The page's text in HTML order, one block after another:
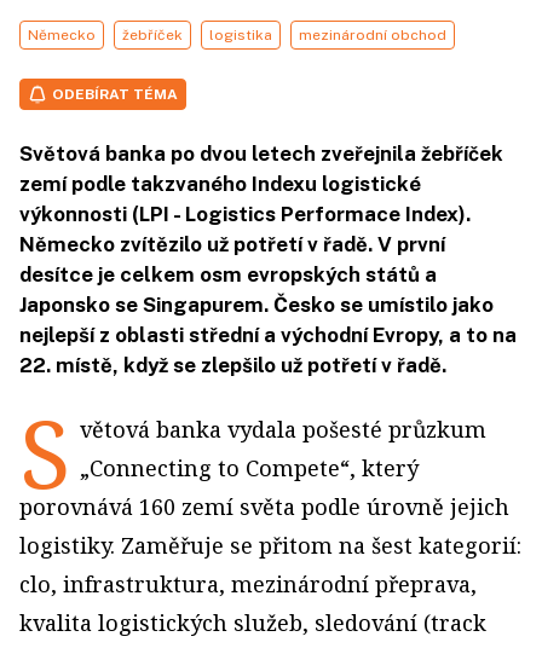
Německo žebříček logistika mezinárodní obchod
ODEBÍRAT TÉMA
Světová banka po dvou letech zveřejnila žebříček
zemí podle takzvaného Indexu logistické
výkonnosti (LPI - Logistics Performace Index).
Německo zvítězilo už potřetí v řadě. V první
desítce je celkem osm evropských států a
Japonsko se Singapurem. Česko se umístilo jako
nejlepší z oblasti střední a východní Evropy, a to na
22. místě, když se zlepšilo už potřetí v řadě.
S větová banka vydala pošesté průzkum
„Connecting to Compete“, který
porovnává 160 zemí světa podle úrovně jejich
logistiky. Zaměřuje se přitom na šest kategorií:
clo, infrastruktura, mezinárodní přeprava,
kvalita logistických služeb, sledování (track